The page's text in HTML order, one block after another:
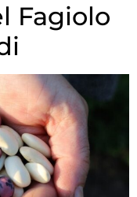
Fagiolo